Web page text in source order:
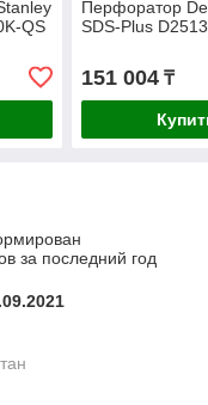
QS
Перфоратор
SDS-Plus
151 004₸
за последний год